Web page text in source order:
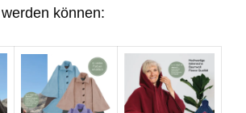
können: